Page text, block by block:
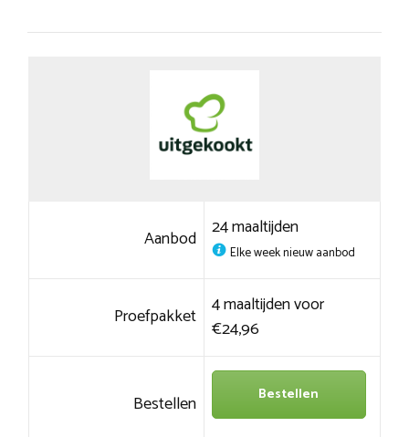
Aanbod 24 maaltijden
Elke week nieuw aanbod
Proefpakket 4 maaltijden voor
€24,96
Bestellen Bestellen